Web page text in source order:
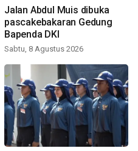
Jalan Abdul Muis dibuka
pascakebakaran Gedung
Bapenda DKI
Sabtu, 8 Agustus 2026